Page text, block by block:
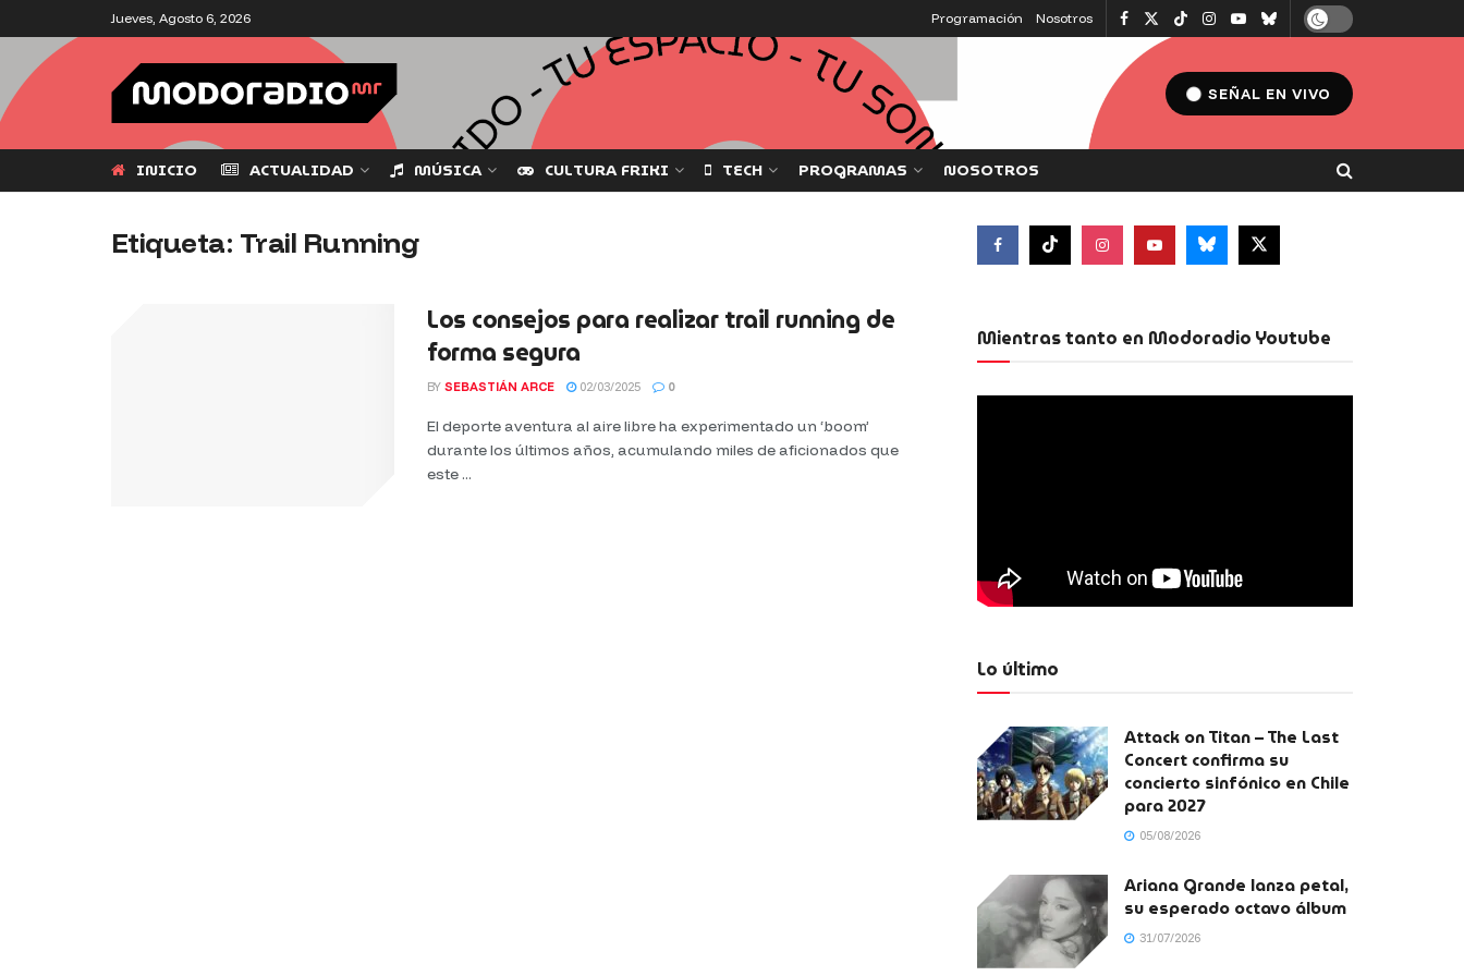
Jueves, Agosto 6, 2026 Programación Nosotros
SEÑAL EN VIVO
INICIO ACTUALIDAD MÚSICA CULTURA FRIKI TECH PROGRAMAS NOSOTROS
Etiqueta: Trail Running
Los consejos para realizar trail running de
forma segura
BY SEBASTIÁN ARCE 02/03/2025 0
El deporte aventura al aire libre ha experimentado un ‘boom’
durante los últimos años, acumulando miles de aficionados que
este ...
Mientras tanto en Modoradio Youtube
Lo último
Attack on Titan – The Last
Concert confirma su
concierto sinfónico en Chile
para 2027
05/08/2026
Ariana Grande lanza petal,
su esperado octavo álbum
31/07/2026